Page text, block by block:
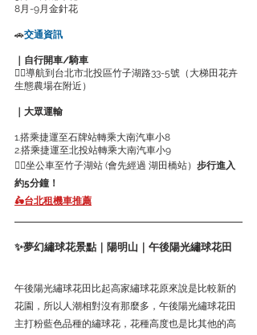
8月-9月金針花
🚗交通資訊
｜自行開車/騎車
👉🏻導航到台北市北投區竹子湖路33-5號（大梯田花卉
生態農場在附近）
｜大眾運輸
1.搭乘捷運至石牌站轉乘大南汽車小8
2.搭乘捷運至北投站轉乘大南汽車小9
👉🏻坐公車至竹子湖站 (會先經過 湖田橋站） 步行進入
約5分鐘！
🛵台北租機車推薦
✨夢幻繡球花景點｜陽明山｜午後陽光繡球花田
午後陽光繡球花田比起高家繡球花原來說是比較新的
花園，所以人潮相對沒有那麼多，午後陽光繡球花田
主打粉藍色品種的繡球花，花種高度也是比其他的高